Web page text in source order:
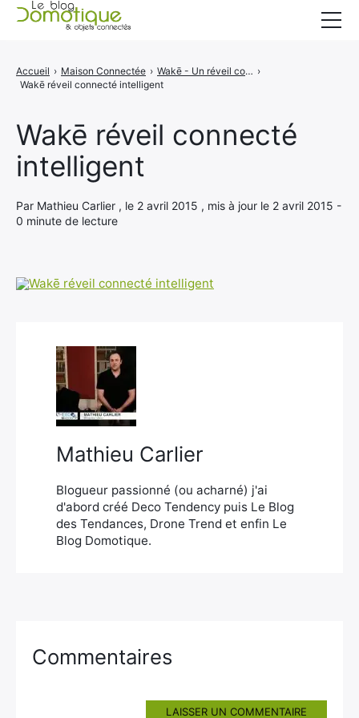
Wakē réveil connecté
intelligent
Par Mathieu Carlier , le 2 avril 2015 , mis à jour le 2 avril 2015 -
0 minute de lecture
Accueil › Maison Connectée › Wakē - Un réveil connecté très intelligent ›
Wakē réveil connecté intelligent
Mathieu Carlier
Blogueur passionné (ou acharné) j'ai
d'abord créé Deco Tendency puis Le Blog
des Tendances, Drone Trend et enfin Le
Blog Domotique.
Commentaires
LAISSER UN COMMENTAIRE
Catégories
A propos
CONTACT
Rechercher
: